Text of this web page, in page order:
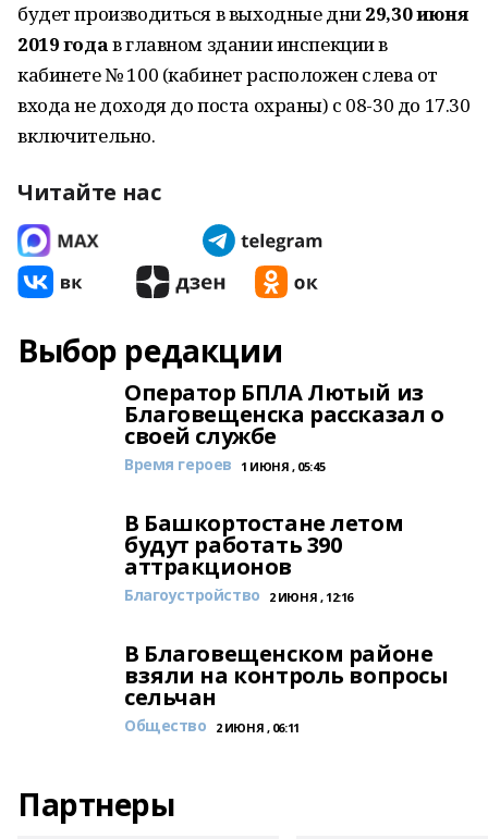
будет производиться в выходные дни29,30 июня
2019 годав главном здании инспекции в
кабинете № 100 (кабинет расположен слева от
входа не доходя до поста охраны) с 08-30 до 17.30
включительно.
Читайте нас
Выбор редакции
Оператор БПЛА Лютый из
Благовещенска рассказал о
своей службе
Время героев 1 ИЮНЯ , 05:45
В Башкортостане летом
будут работать 390
аттракционов
Благоустройство 2 ИЮНЯ , 12:16
В Благовещенском районе
взяли на контроль вопросы
сельчан
Общество 2 ИЮНЯ , 06:11
Партнеры